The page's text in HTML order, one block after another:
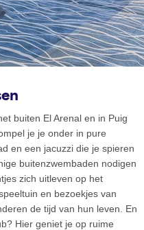
buiten El Arenal en in Puig
je je onder in pure
en een jacuzzi die je spieren
buitenzwembaden nodigen
zich uitleven op het
en bezoekjes van
de tijd van hun leven. En
Hier geniet je op ruime